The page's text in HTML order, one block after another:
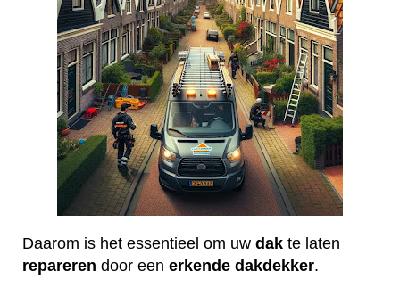
Daarom is het essentieel om uw dak te laten
repareren door een erkende dakdekker.